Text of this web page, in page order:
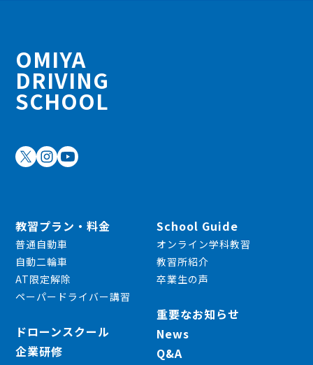
OMIYA
DRIVING
SCHOOL
教習プラン・料金
普通自動車
自動二輪車
AT限定解除
ペーパードライバー講習
ドローンスクール
企業研修
School Guide
オンライン学科教習
教習所紹介
卒業生の声
重要なお知らせ
News
Q&A